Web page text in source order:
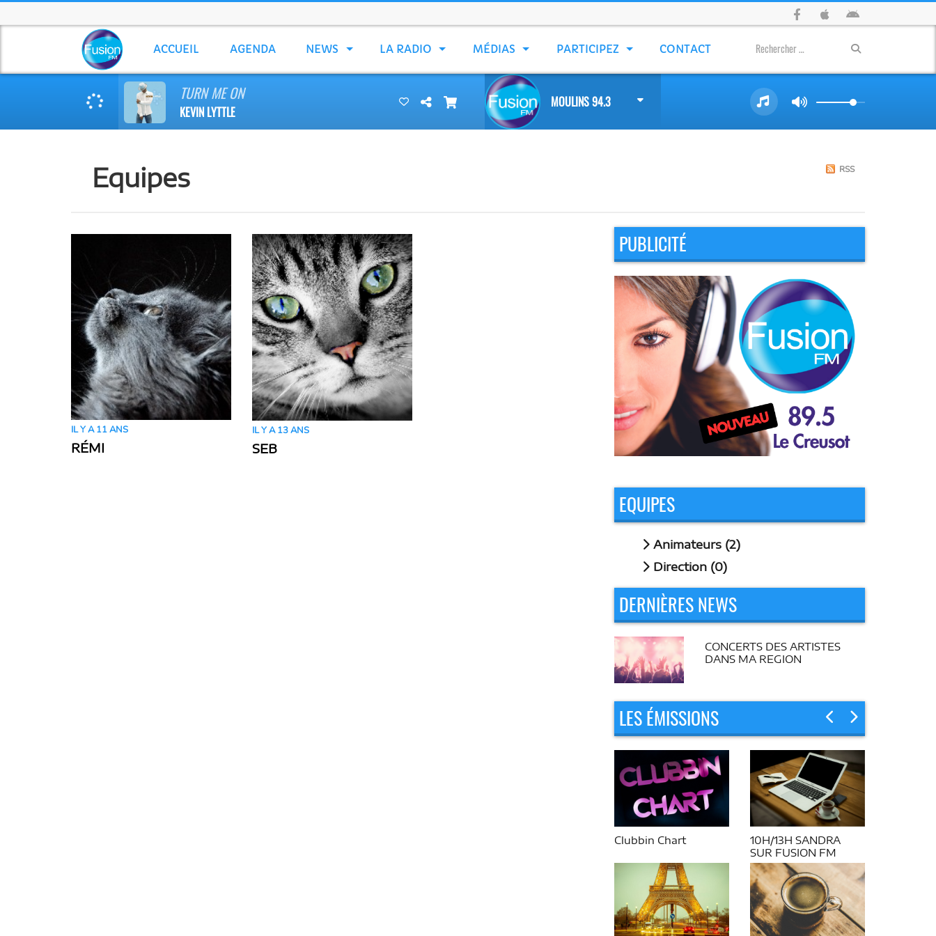
ACCUEIL AGENDA NEWS LA RADIO MÉDIAS PARTICIPEZ CONTACT
TURN ME ON
KEVIN LYTTLE
MOULINS 94.3
Equipes RSS
IL Y A 11 ANS
RÉMI
IL Y A 13 ANS
SEB
PUBLICITÉ
EQUIPES
Animateurs (2)
Direction (0)
DERNIÈRES NEWS
CONCERTS DES ARTISTES
DANS MA REGION
LES ÉMISSIONS
Clubbin Chart
10H/13H SANDRA
SUR FUSION FM